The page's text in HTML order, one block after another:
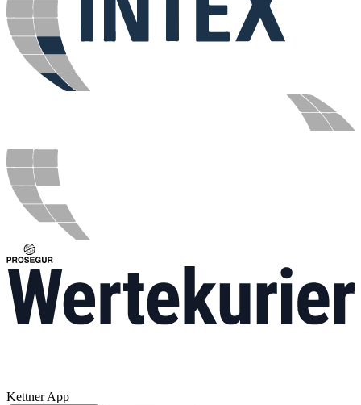
Kettner App